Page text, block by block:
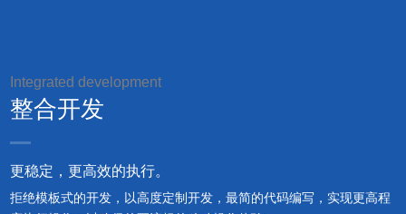
Integrated development
整合开发
更稳定，更高效的执行。
拒绝模板式的开发，以高度定制开发，最简的代码编写，实现更高程